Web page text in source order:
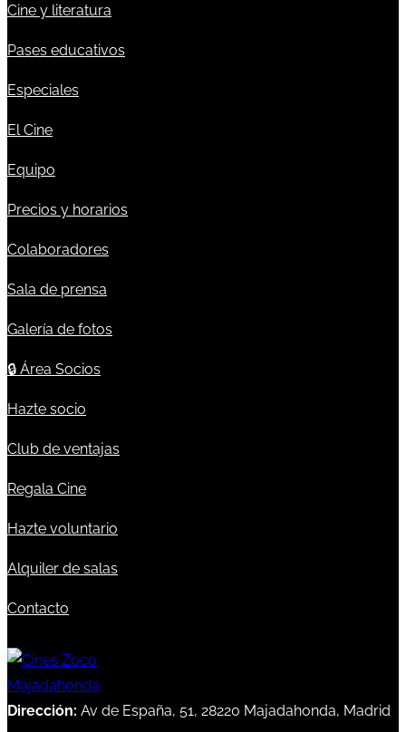
Cine y literatura
Pases educativos
Especiales
El Cine
Equipo
Precios y horarios
Colaboradores
Sala de prensa
Galería de fotos
🔒 Área Socios
Hazte socio
Club de ventajas
Regala Cine
Hazte voluntario
Alquiler de salas
Contacto
Dirección: Av de España, 51, 28220 Majadahonda, Madrid